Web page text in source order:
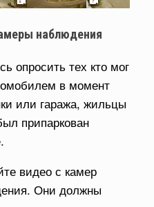
наблюдения
опросить тех кто мог
в момент
или гаража, жильцы
припаркован
видео с камер
Они должны